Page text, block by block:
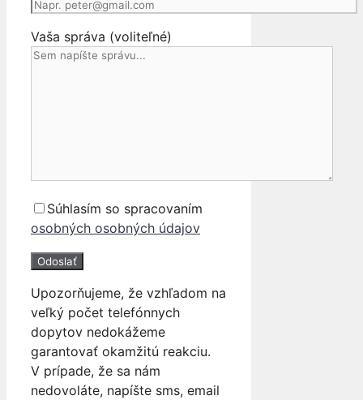
Vaša správa (voliteľné)
Súhlasím so spracovaním
osobných osobných údajov
Upozorňujeme, že vzhľadom na
veľký počet telefónnych
dopytov nedokážeme
garantovať okamžitú reakciu.
V prípade, že sa nám
nedovoláte, napíšte sms, email